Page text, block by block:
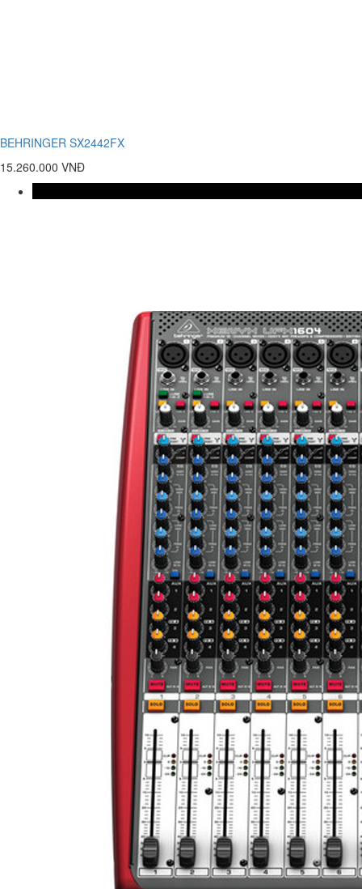
BEHRINGER SX2442FX
15.260.000 VNĐ